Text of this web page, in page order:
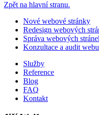
Zpět na hlavní stranu.
Nové webové stránky
Redesign webových
Správa webových
Konzultace a audit webu
Služby
Reference
Blog
FAQ
Kontakt